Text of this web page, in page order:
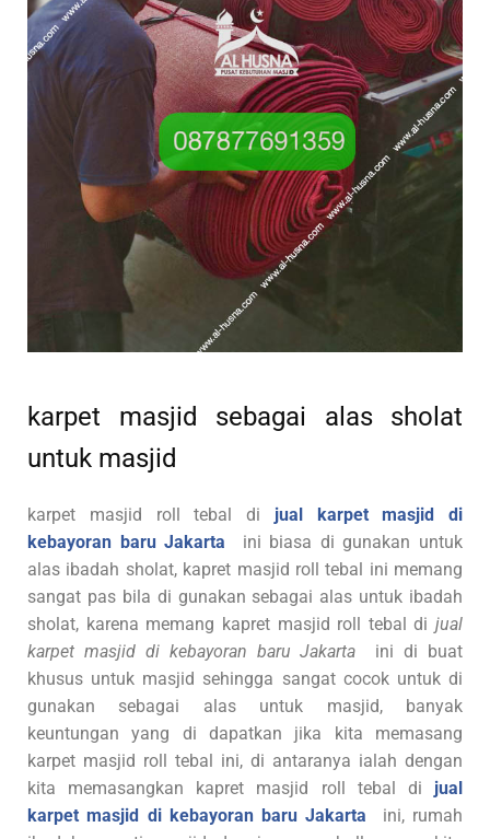
karpet masjid sebagai alas sholat
untuk masjid
karpet masjid roll tebal di jual karpet masjid di
kebayoran baru Jakarta ini biasa di gunakan untuk
alas ibadah sholat, kapret masjid roll tebal ini memang
sangat pas bila di gunakan sebagai alas untuk ibadah
sholat, karena memang kapret masjid roll tebal di jual
karpet masjid di kebayoran baru Jakarta ini di buat
khusus untuk masjid sehingga sangat cocok untuk di
gunakan sebagai alas untuk masjid, banyak
keuntungan yang di dapatkan jika kita memasang
karpet masjid roll tebal ini, di antaranya ialah dengan
kita memasangkan kapret masjid roll tebal di jual
karpet masjid di kebayoran baru Jakarta ini, rumah